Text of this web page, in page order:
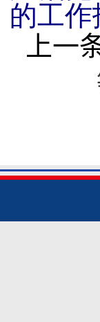
的工
上一